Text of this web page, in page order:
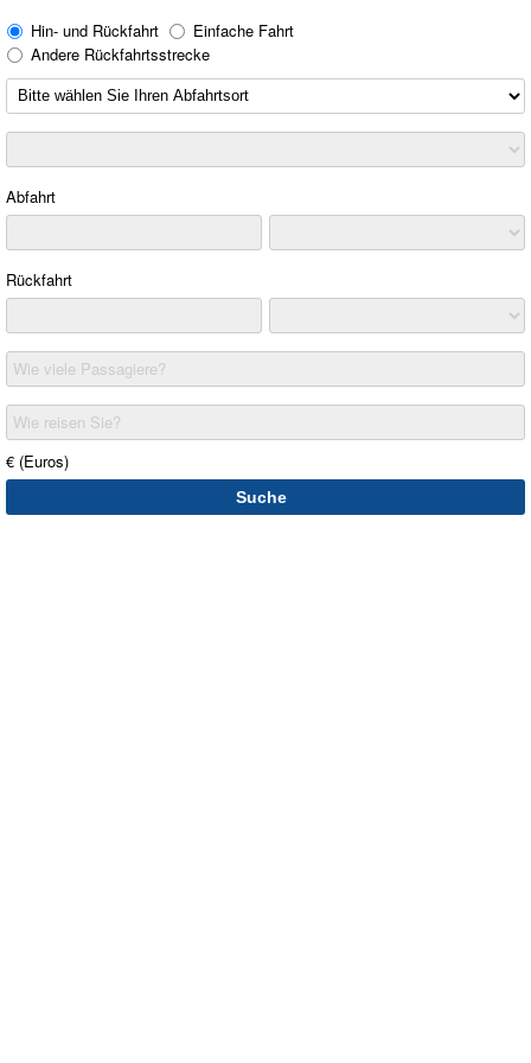
Hin- und Rückfahrt
Einfache Fahrt
Andere Rückfahrtsstrecke
Abfahrt
Rückfahrt
Wie viele Passagiere?
Wie reisen Sie?
€ (Euros)
Suche